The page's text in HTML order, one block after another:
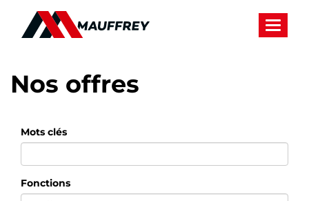
Nos offres
Mots clés
Fonctions